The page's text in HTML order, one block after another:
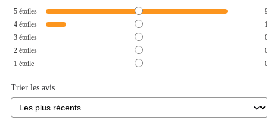
5 étoiles
4 étoiles
3 étoiles
2 étoiles
1 étoile
Trier les avis